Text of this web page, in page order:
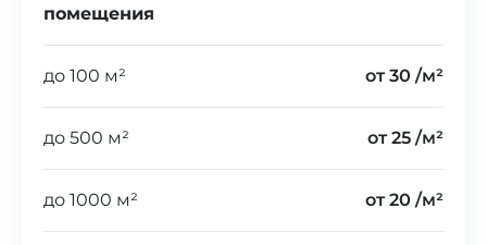
помещения
до 100 м² от 30 /м²
до 500 м² от 25 /м²
до 1000 м² от 20 /м²